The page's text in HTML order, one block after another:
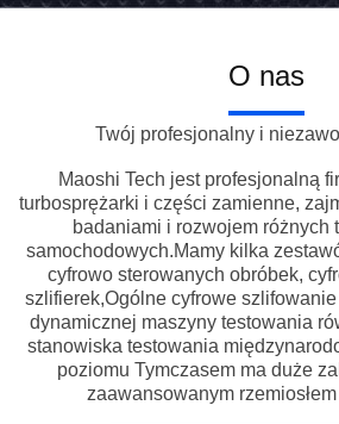
O nas
Twój profesjonalny i
Maoshi Tech jest profesjonalną
turbosprężarki i części zamienne,
badaniami i rozwojem różnych
samochodowych.Mamy kilka
cyfrowo sterowanych obróbek,
szlifierek,Ogólne cyfrowe
dynamicznej maszyny testowania
stanowiska testowania
poziomu Tymczasem ma duże
zaawansowanym